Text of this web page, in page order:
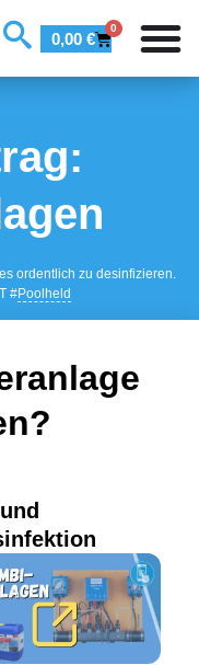
0,00 €
0
ordentlich zu desinfizieren.
#Poolheld